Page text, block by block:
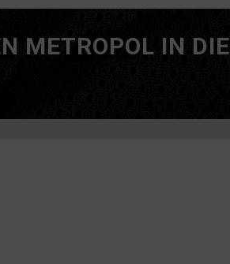
METROPOL IN DIE